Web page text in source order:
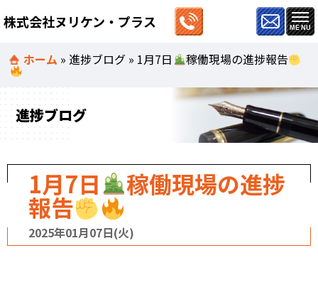
株式会社ヌリケン・プラス
ホーム »進捗ブログ » 1月7日 稼働現場の進捗報告
進捗ブログ
1月7日 稼働現場の進捗
報告
2025年01月07日(火)